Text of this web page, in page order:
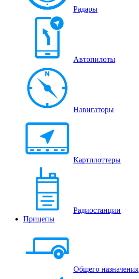
Радары
Автопилоты
Навигаторы
Картплоттеры
Радиостанции
Прицепы
Общего назначения